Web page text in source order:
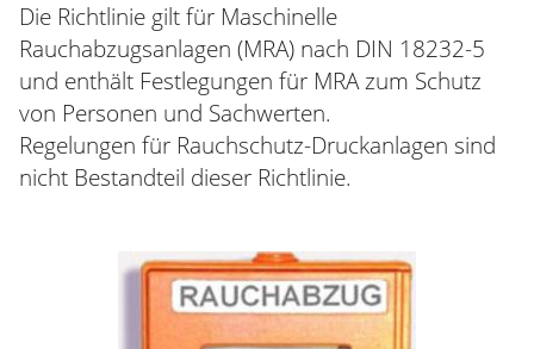
Die Richtlinie gilt für Maschinelle
Rauchabzugsanlagen (MRA) nach DIN 18232-5
und enthält Festlegungen für MRA zum Schutz
von Personen und Sachwerten.
Regelungen für Rauchschutz-Druckanlagen sind
nicht Bestandteil dieser Richtlinie.